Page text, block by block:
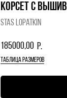
Корсет с
Stas Lopatkin
185000,00 р.
таблица размеров